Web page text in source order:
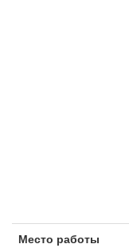
Место работы